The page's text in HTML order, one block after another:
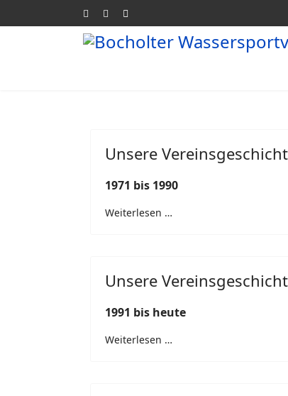
Unsere
1971 bis 1990
Weiterlesen …
Unsere
1991 bis heute
Weiterlesen …